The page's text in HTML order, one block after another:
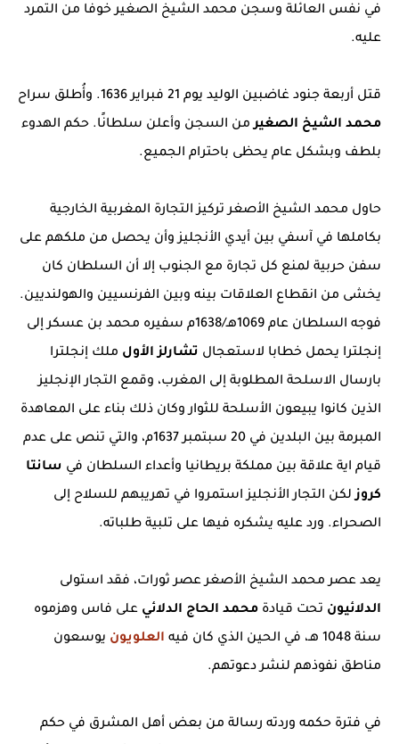
في نفس العائلة وسجن محمد الشيخ الصغير خوفا من التمرد
عليه.
قتل أربعة جنود غاضبين الوليد يوم 21 فبراير 1636. وأُطلق سراح
محمد الشيخ الصغيرمن السجن وأعلن سلطانًا. حكم الهدوء
بلطف وبشكل عام يحظى باحترام الجميع.
حاول محمد الشيخ الأصغر تركيز التجارة المغربية الخارجية
بكاملها في آسفي بين أيدي الأنجليز وأن يحصل من ملكهم على
سفن حربية لمنع كل تجارة مع الجنوب إلا أن السلطان كان
يخشى من انقطاع العلاقات بينه وبين الفرنسيين والهولنديين.
فوجه السلطان عام 1069هـ/1638م سفيره محمد بن عسكر إلى
إنجلترا يحمل خطابا لاستعجال تشارلز الأول ملك إنجلترا
بارسال الاسلحة المطلوبة إلى المغرب، وقمع التجار الإنجليز
الذين كانوا يبيعون الأسلحة للثوار وكان ذلك بناء على المعاهدة
المبرمة بين البلدين في 20 سبتمبر 1637م، والتي تنص على عدم
قيام اية علاقة بين مملكة بريطانيا وأعداء السلطان في سانتا
كروزلكن التجار الأنجليز استمروا في تهريبهم للسلاح إلى
الصحراء. ورد عليه يشكره فيها على تلبية طلباته.
يعد عصر محمد الشيخ الأصغر عصر ثورات، فقد استولى
الدلائيون تحت قيادة محمد الحاج الدلائي على فاس وهزموه
سنة 1048 هـ، في الحين الذي كان فيه
العلويون يوسعون
مناطق نفوذهم لنشر دعوتهم.
في فترة حكمه وردته رسالة من بعض أهل المشرق في حكم